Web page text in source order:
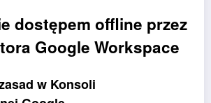
dostępem offline przez
Google Workspace
w Konsoli